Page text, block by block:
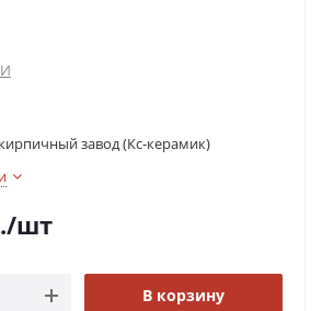
завод (Кс-керамик)
/шт
В корзину